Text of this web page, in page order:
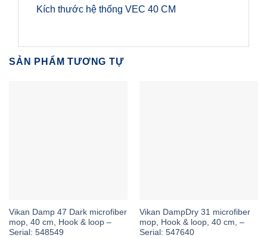
Kích thước hệ thống VEC 40 CM
SẢN PHẨM TƯƠNG TỰ
Vikan Damp 47 Dark microfiber
mop, 40 cm, Hook & loop –
Serial: 548549
Vikan DampDry 31 microfiber
mop, Hook & loop, 40 cm, –
Serial: 547640